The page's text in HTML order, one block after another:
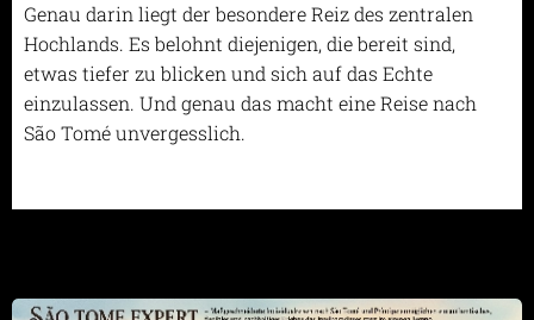
Genau darin liegt der besondere Reiz des zentralen
Hochlands. Es belohnt diejenigen, die bereit sind,
etwas tiefer zu blicken und sich auf das Echte
einzulassen. Und genau das macht eine Reise nach
São Tomé unvergesslich.